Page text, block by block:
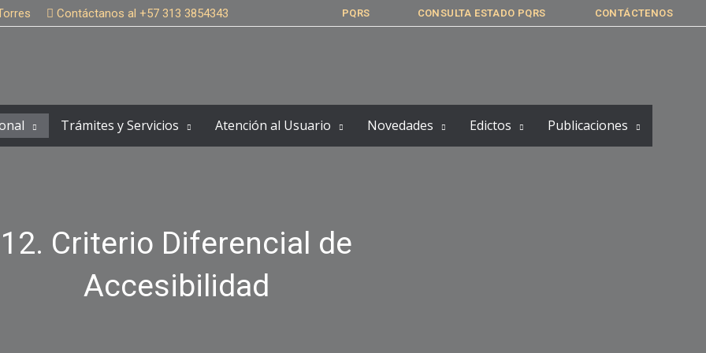
Contáctanos al +57 313 3854343 PQRS CONSULTA ESTADO PQRS CONTÁCTENOS
Trámites y Servicios Atención al Usuario Novedades Edictos Publicaciones
12. Criterio Diferencial de
Accesibilidad